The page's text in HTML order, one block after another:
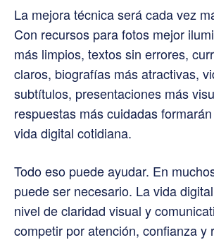
La mejora técnica será cada vez
Con recursos para fotos mejor
más limpios, textos sin errores,
claros, biografías más atractivas,
subtítulos, presentaciones más
respuestas más cuidadas
vida digital cotidiana.
Todo eso puede ayudar. En
puede ser necesario. La vida
nivel de claridad visual y
competir por atención, confianza y